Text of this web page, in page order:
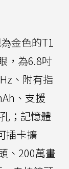
為金色的T1
，為6.8吋
、附有指
、支援
；記憶體
插卡擴
、200萬畫